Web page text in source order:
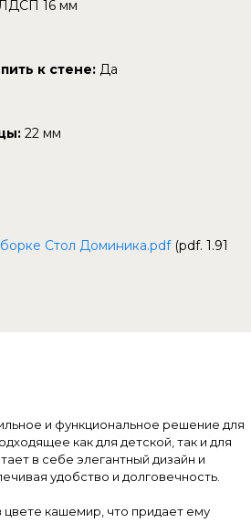
16 мм
к стене: Да
22 мм
Стол Доминика.pdf (pdf. 1.91
и функциональное решение для
как для детской, так и для
в себе элегантный дизайн и
удобство и долговечность.
цвете кашемир, что придает ему